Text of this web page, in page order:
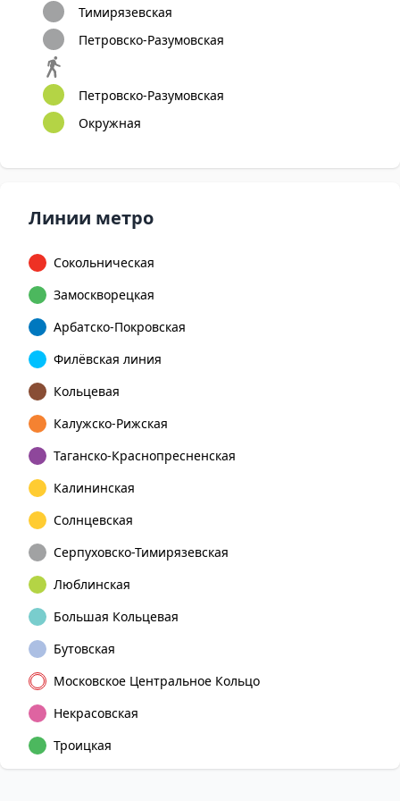
Тимирязевская
Петровско-Разумовская
Петровско-Разумовская
Окружная
Линии метро
Сокольническая
Замоскворецкая
Арбатско-Покровская
Филёвская линия
Кольцевая
Калужско-Рижская
Таганско-Краснопресненская
Калининская
Солнцевская
Серпуховско-Тимирязевская
Люблинская
Большая Кольцевая
Бутовская
Московское Центральное Кольцо
Некрасовская
Троицкая